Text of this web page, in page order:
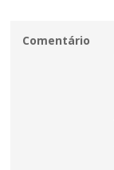
Comentário